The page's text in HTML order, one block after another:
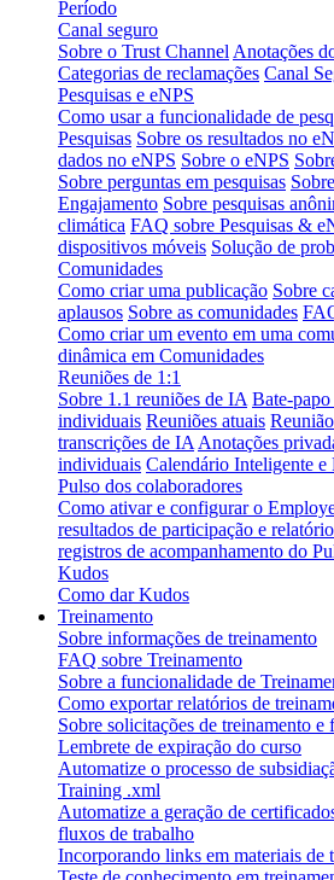
Período
Canal seguro
Sobre o Trust Channel Anotações
Categorias de reclamações Canal
Pesquisas e eNPS
Como usar a funcionalidade de
Pesquisas Sobre os resultados no
dados no eNPS Sobre o eNPS
Sobre perguntas em pesquisas
Engajamento Sobre pesquisas
climática FAQ sobre Pesquisas &
dispositivos móveis Solução de
Comunidades
Como criar uma publicação Sobre
aplausos Sobre as comunidades
Como criar um evento em uma
dinâmica em Comunidades
Reuniões de 1:1
Sobre 1.1 reuniões de IA Bate-
individuais Reuniões atuais
transcrições de IA Anotações
individuais Calendário Inteligente e
Pulso dos colaboradores
Como ativar e configurar o
resultados de participação e
registros de acompanhamento do
Kudos
Como dar Kudos
Treinamento
Sobre informações de treinamento
FAQ sobre Treinamento
Sobre a funcionalidade de
Como exportar relatórios de
Sobre solicitações de treinamento e
Lembrete de expiração do curso
Automatize o processo de
Training .xml
Automatize a geração de
fluxos de trabalho
Incorporando links em materiais de